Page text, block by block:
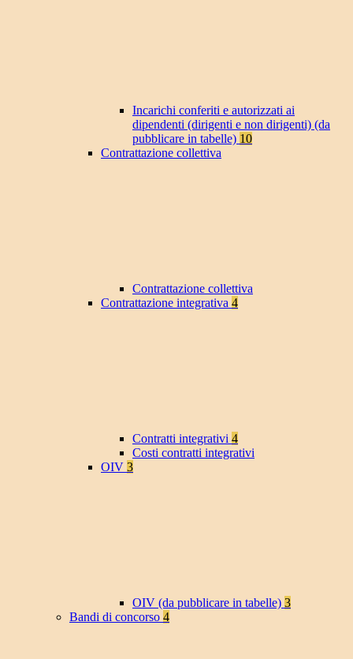
Incarichi conferiti e autorizzati ai
dipendenti (dirigenti e non dirigenti) (da
pubblicare in tabelle) 10
Contrattazione collettiva
Contrattazione collettiva
Contrattazione integrativa 4
Contratti integrativi 4
Costi contratti integrativi
OIV 3
OIV (da pubblicare in tabelle) 3
Bandi di concorso 4